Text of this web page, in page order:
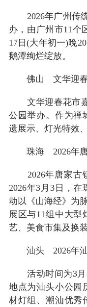
2026年广州传统
办，由广州市11个
17日(大年初一)晚
鹅潭绚烂绽放。
佛山 文华迎春
文华迎春花市嘉
公园举办。作为禅
遗展示、灯光特
珠海 2026年唐
2026年唐家古镇
2026年3月3日，
动以《山海经》为
展区与11组中大型
艺、美食市集及
汕头 2026年汕
活动时间为3月3
地点为汕头小公园
材灯组、潮汕优秀